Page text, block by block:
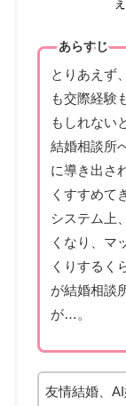
あらすじ
とりあえず
も交際経験
もしれない
結婚相談所
に導き出さ
くすすめて
システム上
くなり、マ
くりするく
が結婚相談
が…。
友情結婚、